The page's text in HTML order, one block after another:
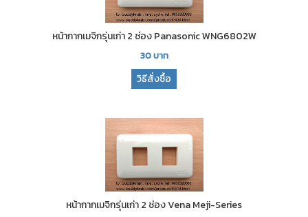
หน้ากากเมจิกรุ่นเก่า 2 ช่อง Panasonic WNG6802W
30บาท
วิธีสั่งซื้อ
หน้ากากเมจิกรุ่นเก่า 2 ช่อง Vena Meji-Series